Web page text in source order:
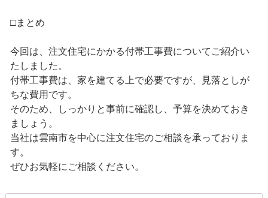
□まとめ
今回は、注文住宅にかかる付帯工事費についてご紹介い
たしました。
付帯工事費は、家を建てる上で必要ですが、見落としが
ちな費用です。
そのため、しっかりと事前に確認し、予算を決めておき
ましょう。
当社は雲南市を中心に注文住宅のご相談を承っておりま
す。
ぜひお気軽にご相談ください。